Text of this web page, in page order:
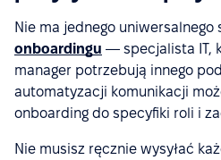
Nie ma jednego uniwersalnego
onboardingu — specjalista IT,
manager potrzebują innego
automatyzacji komunikacji
onboarding do specyfiki roli i
Nie musisz ręcznie wysyłać